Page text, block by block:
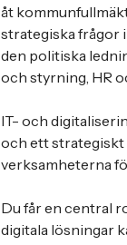
åt
strategiska frågor
den politiska
och styrning, HR
IT- och
och ett strategiskt
verksamheterna
Du får en central
digitala lösningar